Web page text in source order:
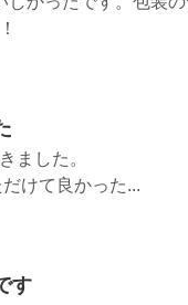
いました！
がいただき
けて良かった...
す